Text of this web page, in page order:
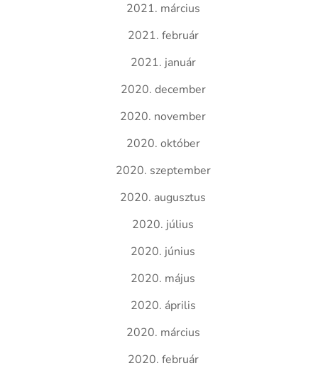
2021. március
2021. február
2021. január
2020. december
2020. november
2020. október
2020. szeptember
2020. augusztus
2020. július
2020. június
2020. május
2020. április
2020. március
2020. február